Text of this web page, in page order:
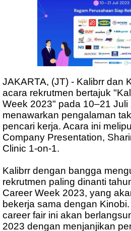
JAKARTA, (JT) - Kalibrr dan
acara rekrutmen bertajuk
Week 2023" pada 10–21 Juli
menawarkan pengalaman
pencari kerja. Acara ini
Company Presentation,
Clinic 1-on-1.
Kalibrr dengan bangga
rekrutmen paling dinanti
Career Week 2023, yang
bekerja sama dengan
career fair ini akan
2023 dengan menjanjikan